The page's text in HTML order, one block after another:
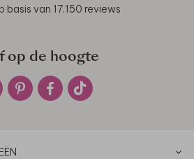
basis van 17.150 reviews
op de hoogte